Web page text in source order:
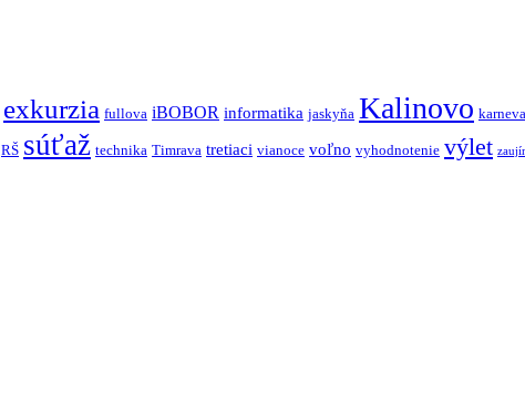
exkurzia fullova iBOBOR informatika jaskyňa Kalinovo
RŠ súťaž technika Timrava tretiaci vianoce voľno vyhodnotenie výlet